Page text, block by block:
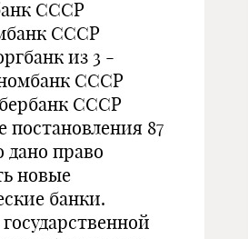
СССР
СССР
из 3 -
СССР
СССР
постановления 87
дано право
новые
банки.